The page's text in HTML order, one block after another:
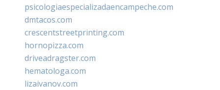
psicologiaespecializadaencampeche.com
dmtacos.com
crescentstreetprinting.com
hornopizza.com
driveadragster.com
hematologa.com
lizaivanov.com